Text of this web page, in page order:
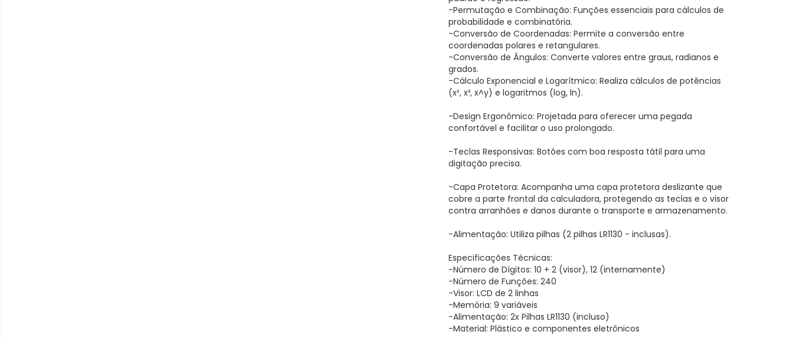
-Permutação e Combinação: Funções essenciais para cálculos de
probabilidade e combinatória.
-Conversão de Coordenadas: Permite a conversão entre
coordenadas polares e retangulares.
-Conversão de Ângulos: Converte valores entre graus, radianos e
grados.
-Cálculo Exponencial e Logarítmico: Realiza cálculos de potências
(x², x³, x^y) e logaritmos (log, ln).
-Design Ergonômico: Projetada para oferecer uma pegada
confortável e facilitar o uso prolongado.
-Teclas Responsivas: Botões com boa resposta tátil para uma
digitação precisa.
-Capa Protetora: Acompanha uma capa protetora deslizante que
cobre a parte frontal da calculadora, protegendo as teclas e o visor
contra arranhões e danos durante o transporte e armazenamento.
-Alimentação: Utiliza pilhas (2 pilhas LR1130 - inclusas).
Especificações Técnicas:
-Número de Dígitos: 10 + 2 (visor), 12 (internamente)
-Número de Funções: 240
-Visor: LCD de 2 linhas
-Memória: 9 variáveis
-Alimentação: 2x Pilhas LR1130 (incluso)
-Material: Plástico e componentes eletrônicos